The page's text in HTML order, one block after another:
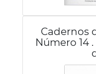
Cadernos
Número 14